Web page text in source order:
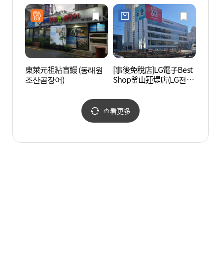
東萊元祖粘盲鰻 (동래원
조산곰장어)
[事後免稅店]LG電子Best
Shop釜山蓮堤店(LG전자
查看更多